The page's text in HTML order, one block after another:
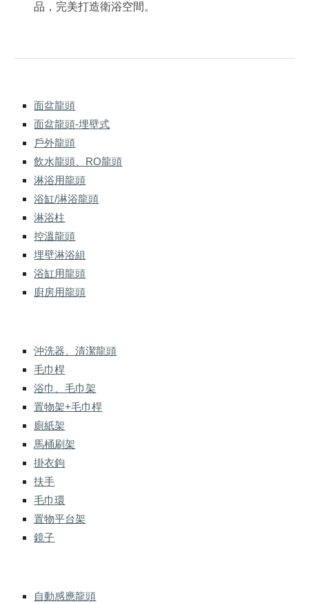
品，完美打造衛浴空間 。
面盆龍頭
面盆龍頭-埋壁式
戶外龍頭
飲水龍頭、RO龍頭
淋浴用龍頭
浴缸/淋浴龍頭
淋浴柱
控溫龍頭
埋壁淋浴組
浴缸用龍頭
廚房用龍頭
沖洗器、清潔龍頭
毛巾桿
浴巾、毛巾架
置物架+毛巾桿
廁紙架
馬桶刷架
掛衣鉤
扶手
毛巾環
置物平台架
鏡子
自動感應龍頭